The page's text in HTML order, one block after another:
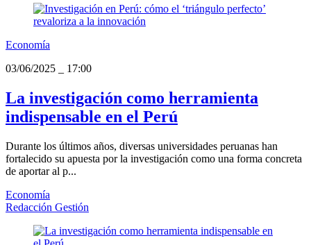
Economía
03/06/2025
17:00
La investigación como herramienta
indispensable en el Perú
Durante los últimos años, diversas universidades peruanas han
fortalecido su apuesta por la investigación como una forma concreta
de aportar al p...
Economía
Redacción Gestión